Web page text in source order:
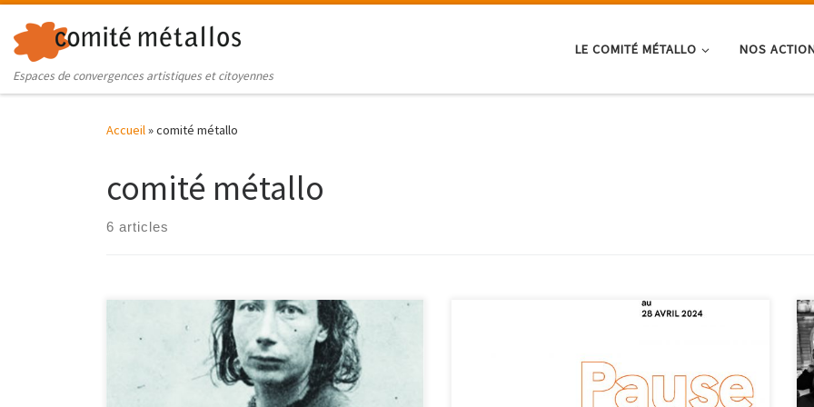
Skip to content
Espaces de convergences artistiques et citoyennes
LE COMITÉ MÉTALLO NOS
Accueil»comité métallo
comité métallo
6 articles
A l'occasion des commémorations autour des 150 ans
de la Commune de Paris, découvrez la pensée
Comité vous propose d'embarquer pour une aventure
au long court dès cet automne. Un atelier par mois et